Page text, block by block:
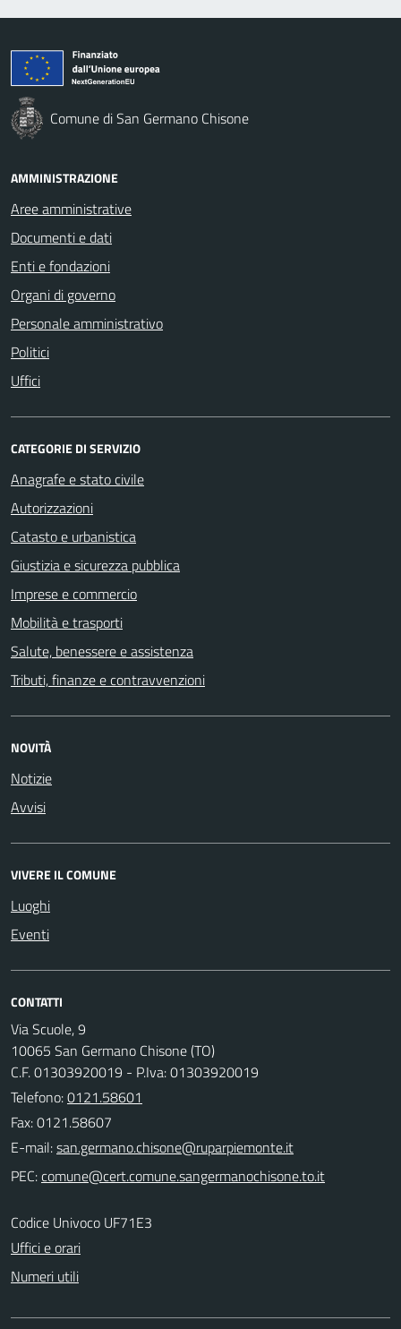
Comune di San Germano Chisone
AMMINISTRAZIONE
Aree amministrative
Documenti e dati
Enti e fondazioni
Organi di governo
Personale amministrativo
Politici
Uffici
CATEGORIE DI SERVIZIO
Anagrafe e stato civile
Autorizzazioni
Catasto e urbanistica
Giustizia e sicurezza pubblica
Imprese e commercio
Mobilità e trasporti
Salute, benessere e assistenza
Tributi, finanze e contravvenzioni
NOVITÀ
Notizie
Avvisi
VIVERE IL COMUNE
Luoghi
Eventi
CONTATTI
Via Scuole, 9
10065 San Germano Chisone (TO)
C.F. 01303920019 - P.Iva: 01303920019
Telefono:0121.58601
Fax: 0121.58607
E-mail:
PEC:
Codice Univoco UF71E3
Uffici e orari
Numeri utili